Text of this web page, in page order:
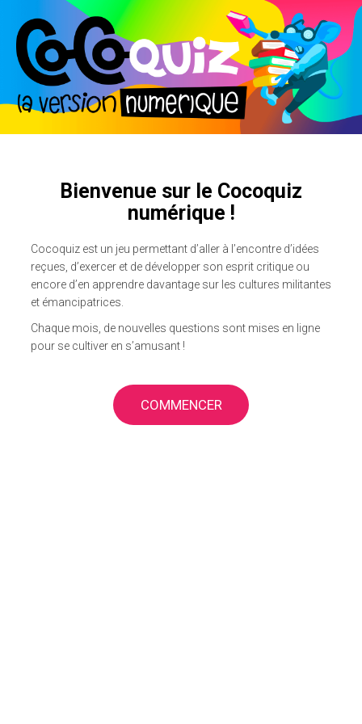
Bienvenue sur le Cocoquiz
numérique !
Cocoquiz est un jeu permettant d’aller à l’encontre d’idées
reçues, d’exercer et de développer son esprit critique ou
encore d’en apprendre davantage sur les cultures militantes
et émancipatrices.
Chaque mois, de nouvelles questions sont mises en ligne
pour se cultiver en s’amusant !
COMMENCER